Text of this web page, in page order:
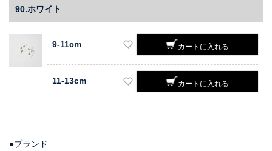
90.ホワイト
9-11cm カートに入れる
11-13cm カートに入れる
●ブランド